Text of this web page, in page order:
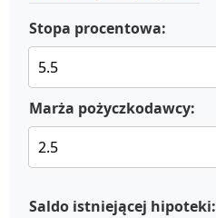
Stopa procentowa:
Marża pożyczkodawcy:
Saldo istniejącej hipoteki: